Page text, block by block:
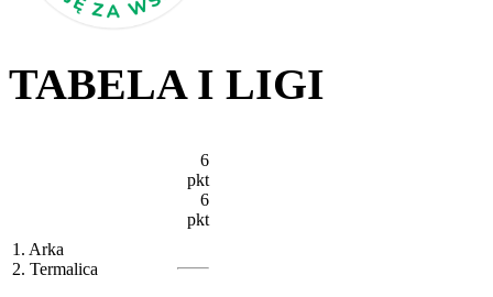
TABELA I LIGI
1. Arka
2. Termalica
6
pkt
6
pkt